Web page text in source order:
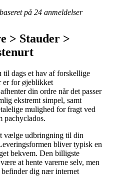
på 24 anmeldelser
> Stauder >
til dags et hav af forskellige
er for øjeblikket
din ordre når det passer
ekstremt simpel, samt
mulighed for fragt ved
pachyclados.
vælge udbringning til din
bliver typisk en
bekvem. Den billigste
at hente varerne selv, men
dig nær internet